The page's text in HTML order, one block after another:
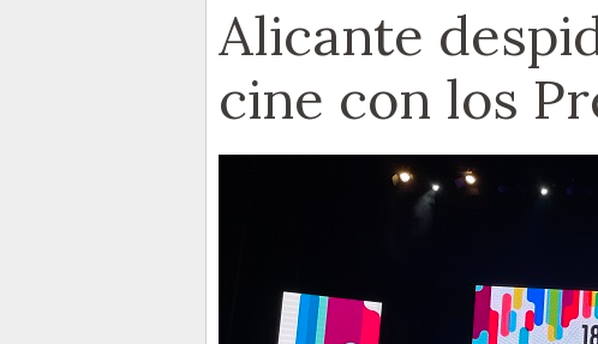
Alicante
cine con los